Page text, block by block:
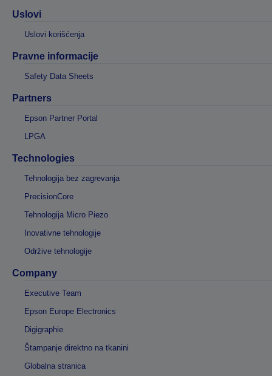
Uslovi
Uslovi korišćenja
Pravne informacije
Safety Data Sheets
Partners
Epson Partner Portal
LPGA
Technologies
Tehnologija bez zagrevanja
PrecisionCore
Tehnologija Micro Piezo
Inovativne tehnologije
Održive tehnologije
Company
Executive Team
Epson Europe Electronics
Digigraphie
Štampanje direktno na tkanini
Globalna stranica